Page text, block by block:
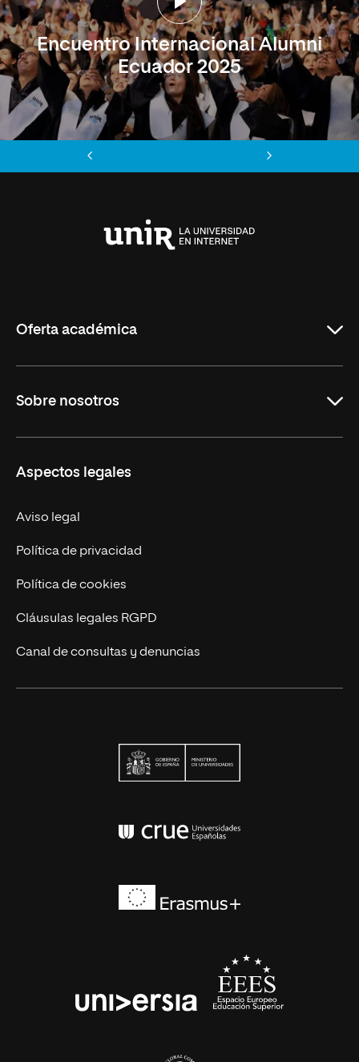
Encuentro Internacional Alumni
Ecuador 2025
Oferta académica
Formación Continua
Carreras
Sobre nosotros
Trabaja en UNIR
Actualidad
Contáctanos
Aspectos legales
Aviso legal
Política de privacidad
Política de cookies
Cláusulas legales RGPD
Canal de consultas y denuncias